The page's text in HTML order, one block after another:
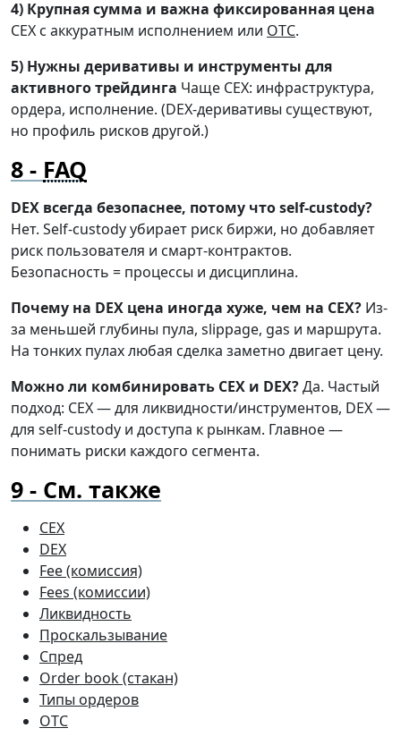
4) Крупная сумма и важна фиксированная цена
CEX с аккуратным исполнением или OTC.
5) Нужны деривативы и инструменты для
активного трейдинга Чаще CEX: инфраструктура,
ордера, исполнение. (DEX-деривативы существуют,
но профиль рисков другой.)
FAQ
DEX всегда безопаснее, потому что self-custody?
Нет. Self-custody убирает риск биржи, но добавляет
риск пользователя и смарт-контрактов.
Безопасность = процессы и дисциплина.
Почему на DEX цена иногда хуже, чем на CEX? Из-
за меньшей глубины пула, slippage, gas и маршрута.
На тонких пулах любая сделка заметно двигает цену.
Можно ли комбинировать CEX и DEX?Да. Частый
подход: CEX — для ликвидности/инструментов, DEX —
для self-custody и доступа к рынкам. Главное —
понимать риски каждого сегмента.
См. также
CEX
DEX
Fee (комиссия)
Fees (комиссии)
Ликвидность
Проскальзывание
Спред
Order book (стакан)
Типы ордеров
OTC